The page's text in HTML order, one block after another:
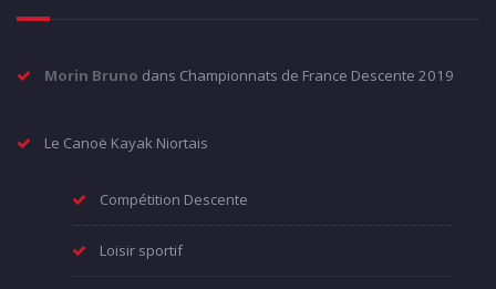
Morin Bruno dans Championnats de France Descente 2019
Le Canoë Kayak Niortais
Compétition Descente
Loisir sportif